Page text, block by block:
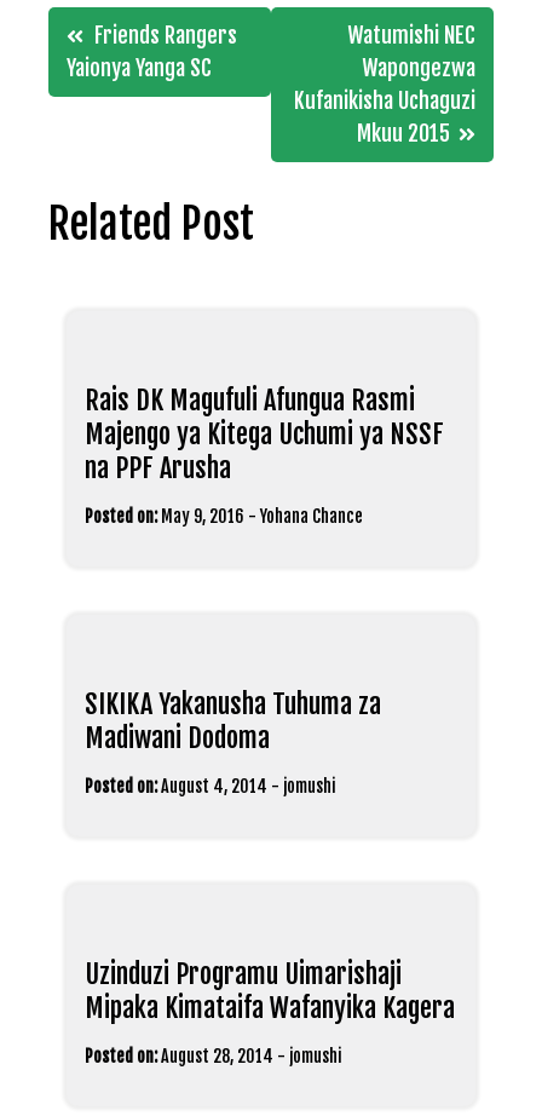
Post
navigation
Friends Rangers
Yaionya Yanga SC
Watumishi NEC
Wapongezwa
Kufanikisha Uchaguzi
Mkuu 2015
Related Post
Rais DK Magufuli Afungua Rasmi
Majengo ya Kitega Uchumi ya NSSF
na PPF Arusha
Posted on: May 9, 2016 -Yohana Chance
SIKIKA Yakanusha Tuhuma za
Madiwani Dodoma
Posted on:August 4, 2014 - jomushi
Uzinduzi Programu Uimarishaji
Mipaka Kimataifa Wafanyika Kagera
Posted on:August 28, 2014 - jomushi